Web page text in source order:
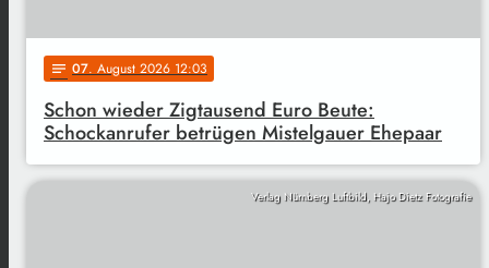
notes 07. August 2026 12:03
Schon wieder Zigtausend Euro Beute:
Schockanrufer betrügen Mistelgauer Ehepaar
Verlag Nürnberg Luftbild, Hajo Dietz Fotografie